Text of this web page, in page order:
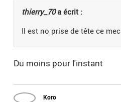
thierry_70a écrit :
Il est no prise de tête ce mec
Du moins pour l'instant
Koro